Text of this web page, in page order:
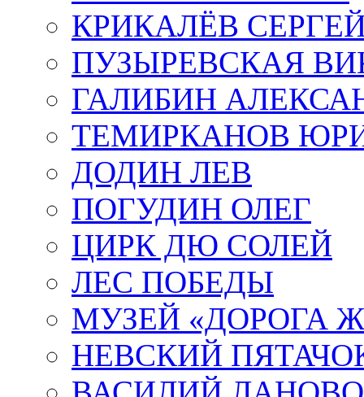
КРИКАЛЁВ
ПУЗЫРЕВСКАЯ
ГАЛИБИН
ТЕМИРКАНОВ
ДОДИН ЛЕВ
ПОГУДИН ОЛЕГ
ЦИРК ДЮ СОЛЕЙ
ЛЕС ПОБЕДЫ
МУЗЕЙ «ДОРОГА
НЕВСКИЙ